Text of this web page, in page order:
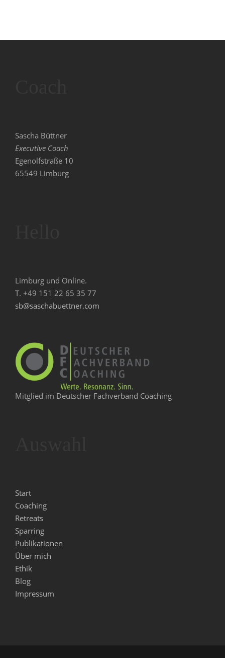
Sascha Büttner
Executive Coach
Egenolfstraße 10
65549 Limburg
Limburg und Online.
T. +49 151 22 65 35 77
sb@saschabuettner.com
Mitglied im Deutscher Fachverband Coaching
Start
Coaching
Retreats
Sparring
Publikationen
Über mich
Ethik
Blog
Impressum